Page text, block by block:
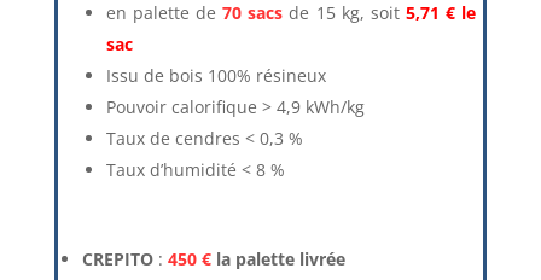
en palette de70 sacs de 15 kg, soit 5,71 € le
sac
Issu de bois 100% résineux
Pouvoir calorifique > 4,9 kWh/kg
Taux de cendres < 0,3 %
Taux d’humidité < 8 %
CREPITO : 450 €la palette livrée